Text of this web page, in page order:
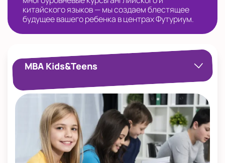
китайского языков — мы создаем блестящее
будущее вашего ребенка в центрах Футуриум.
MBA Kids&Teens